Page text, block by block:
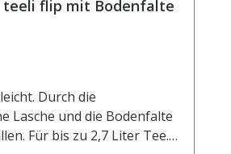
teeli flip mit Bodenfalte
Durch die
Lasche und die Bodenfalte
Für bis zu 2,7 Liter Tee.